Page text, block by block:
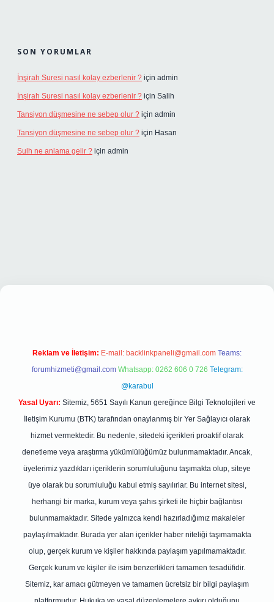
SON YORUMLAR
İnşirah Suresi nasıl kolay ezberlenir ? için admin
İnşirah Suresi nasıl kolay ezberlenir ? için Salih
Tansiyon düşmesine ne sebep olur ? için admin
Tansiyon düşmesine ne sebep olur ? için Hasan
Sulh ne anlama gelir ? için admin
Reklam ve İletişim: E-mail: backlinkpaneli@gmail.com Teams:
forumhizmeti@gmail.com Whatsapp: 0262 606 0 726 Telegram:
@karabul
Yasal Uyarı: Sitemiz, 5651 Sayılı Kanun gereğince Bilgi Teknolojileri ve
İletişim Kurumu (BTK) tarafından onaylanmış bir Yer Sağlayıcı olarak
hizmet vermektedir. Bu nedenle, sitedeki içerikleri proaktif olarak
denetleme veya araştırma yükümlülüğümüz bulunmamaktadır. Ancak,
üyelerimiz yazdıkları içeriklerin sorumluluğunu taşımakta olup, siteye
üye olarak bu sorumluluğu kabul etmiş sayılırlar. Bu internet sitesi,
herhangi bir marka, kurum veya şahıs şirketi ile hiçbir bağlantısı
bulunmamaktadır. Sitede yalnızca kendi hazırladığımız makaleler
paylaşılmaktadır. Burada yer alan içerikler haber niteliği taşımamakta
olup, gerçek kurum ve kişiler hakkında paylaşım yapılmamaktadır.
Gerçek kurum ve kişiler ile isim benzerlikleri tamamen tesadüfidir.
Sitemiz, kar amacı gütmeyen ve tamamen ücretsiz bir bilgi paylaşım